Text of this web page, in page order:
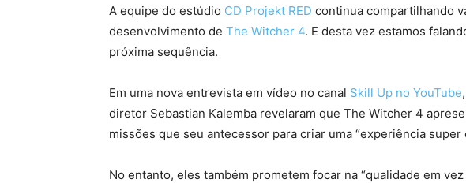
A equipe do estúdio CD Projekt RED continua compartilhando
desenvolvimento de The Witcher 4. E desta vez estamos
próxima sequência.
Em uma nova entrevista em vídeo no canal Skill Up no YouTube
diretor Sebastian Kalemba revelaram que The Witcher 4
missões que seu antecessor para criar uma “experiência super
No entanto, eles também prometem focar na “qualidade em